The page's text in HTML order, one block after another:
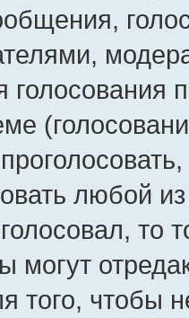
голосования
любой
то
могут
того, чтобы